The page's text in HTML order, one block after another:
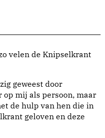
velen de Knipselkrant
geweest door
mij als persoon, maar
de hulp van hen die in
geloven en deze